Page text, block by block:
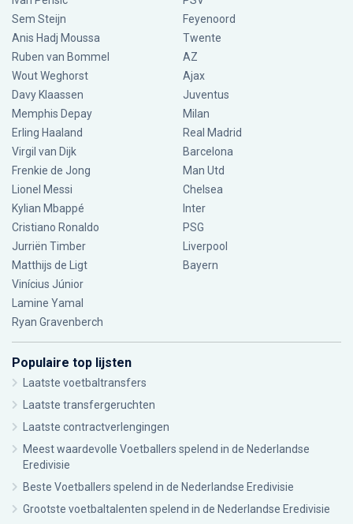
Sem Steijn
Anis Hadj Moussa
Ruben van Bommel
Wout Weghorst
Davy Klaassen
Memphis Depay
Erling Haaland
Virgil van Dijk
Frenkie de Jong
Lionel Messi
Kylian Mbappé
Cristiano Ronaldo
Jurriën Timber
Matthijs de Ligt
Vinícius Júnior
Lamine Yamal
Ryan Gravenberch
Feyenoord
Twente
AZ
Ajax
Juventus
Milan
Real Madrid
Barcelona
Man Utd
Chelsea
Inter
PSG
Liverpool
Bayern
Populaire top lijsten
Laatste voetbaltransfers
Laatste transfergeruchten
Laatste contractverlengingen
Meest waardevolle Voetballers spelend in de Nederlandse
Eredivisie
Beste Voetballers spelend in de Nederlandse Eredivisie
Grootste voetbaltalenten spelend in de Nederlandse Eredivisie